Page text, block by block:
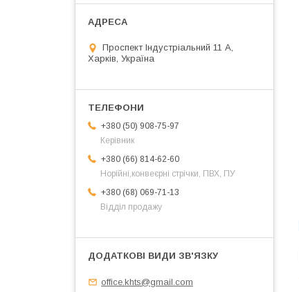
Проспект Індустріальний 11 А,
Харків, Україна
+380 (50) 908-75-97
Керівник
+380 (66) 814-62-60
Норійні,конвеєрні стрічки, ПВХ, ПУ
+380 (68) 069-71-13
Відділ продажу
office.khts@gmail.com